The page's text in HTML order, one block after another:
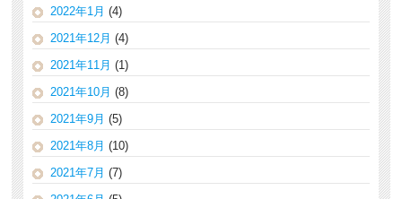
2022年1月 (4)
2021年12月 (4)
2021年11月 (1)
2021年10月 (8)
2021年9月 (5)
2021年8月 (10)
2021年7月 (7)